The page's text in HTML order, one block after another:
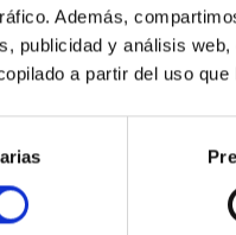
Además,
publicidad y análisis
a partir del uso